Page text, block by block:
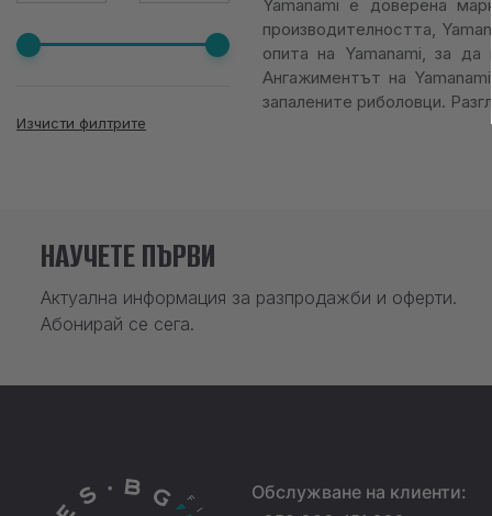
Изчисти филтрите
Yamanami е доверена
производителността,
опита на Yamanami, за
Ангажиментът на
запалените риболовци.
НАУЧЕТЕ ПЪРВИ
Актуална информация за разпродажби и оферти.
Абонирай се сега.
Обслужване на клиенти: